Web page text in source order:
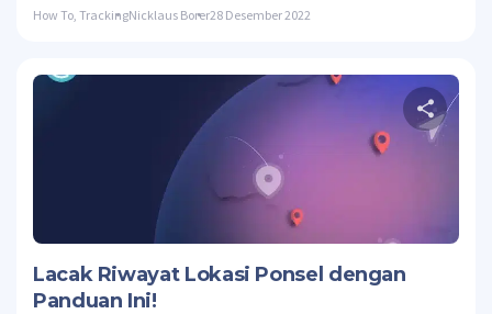
How To TrackingNicklaus Borer28 Desember 2022
Lacak Riwayat Lokasi Ponsel dengan
Panduan Ini!